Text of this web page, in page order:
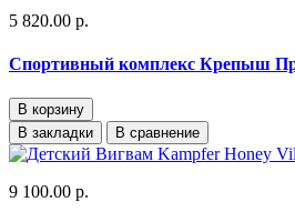
5 820.00 р.
Спортивный комплекс Крепыш
В корзину
В закладки
В сравнение
9 100.00 р.